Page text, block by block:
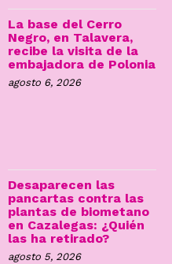
La base del Cerro
Negro, en Talavera,
recibe la visita de la
embajadora de Polonia
agosto 6, 2026
Desaparecen las
pancartas contra las
plantas de biometano
en Cazalegas: ¿Quién
las ha retirado?
agosto 5, 2026